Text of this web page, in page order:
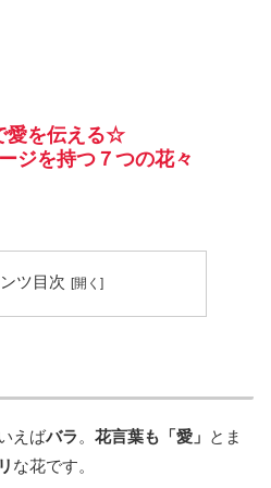
愛を伝える☆
ジを持つ７つの花々
ツ目次
えばバラ。 花言葉も「愛」 とま
な花です。